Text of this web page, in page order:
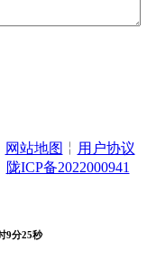
网站地图 ╎ 用户协议
陇ICP备2022000941
9分26秒